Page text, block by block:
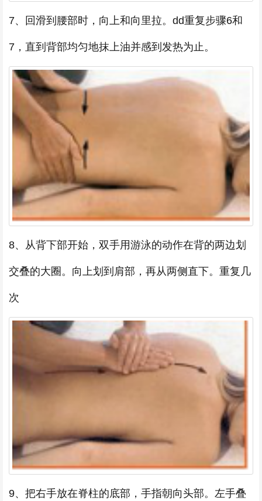
7、回滑到腰部时，向上和向里拉。dd重复步骤6和
7，直到背部均匀地抹上油并感到发热为止。
8、从背下部开始，双手用游泳的动作在背的两边划
交叠的大圈。向上划到肩部，再从两侧直下。重复几
次
9、把右手放在脊柱的底部，手指朝向头部。左手叠